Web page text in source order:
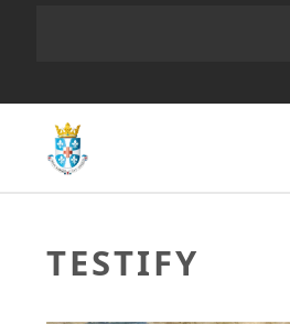
TESTIFY